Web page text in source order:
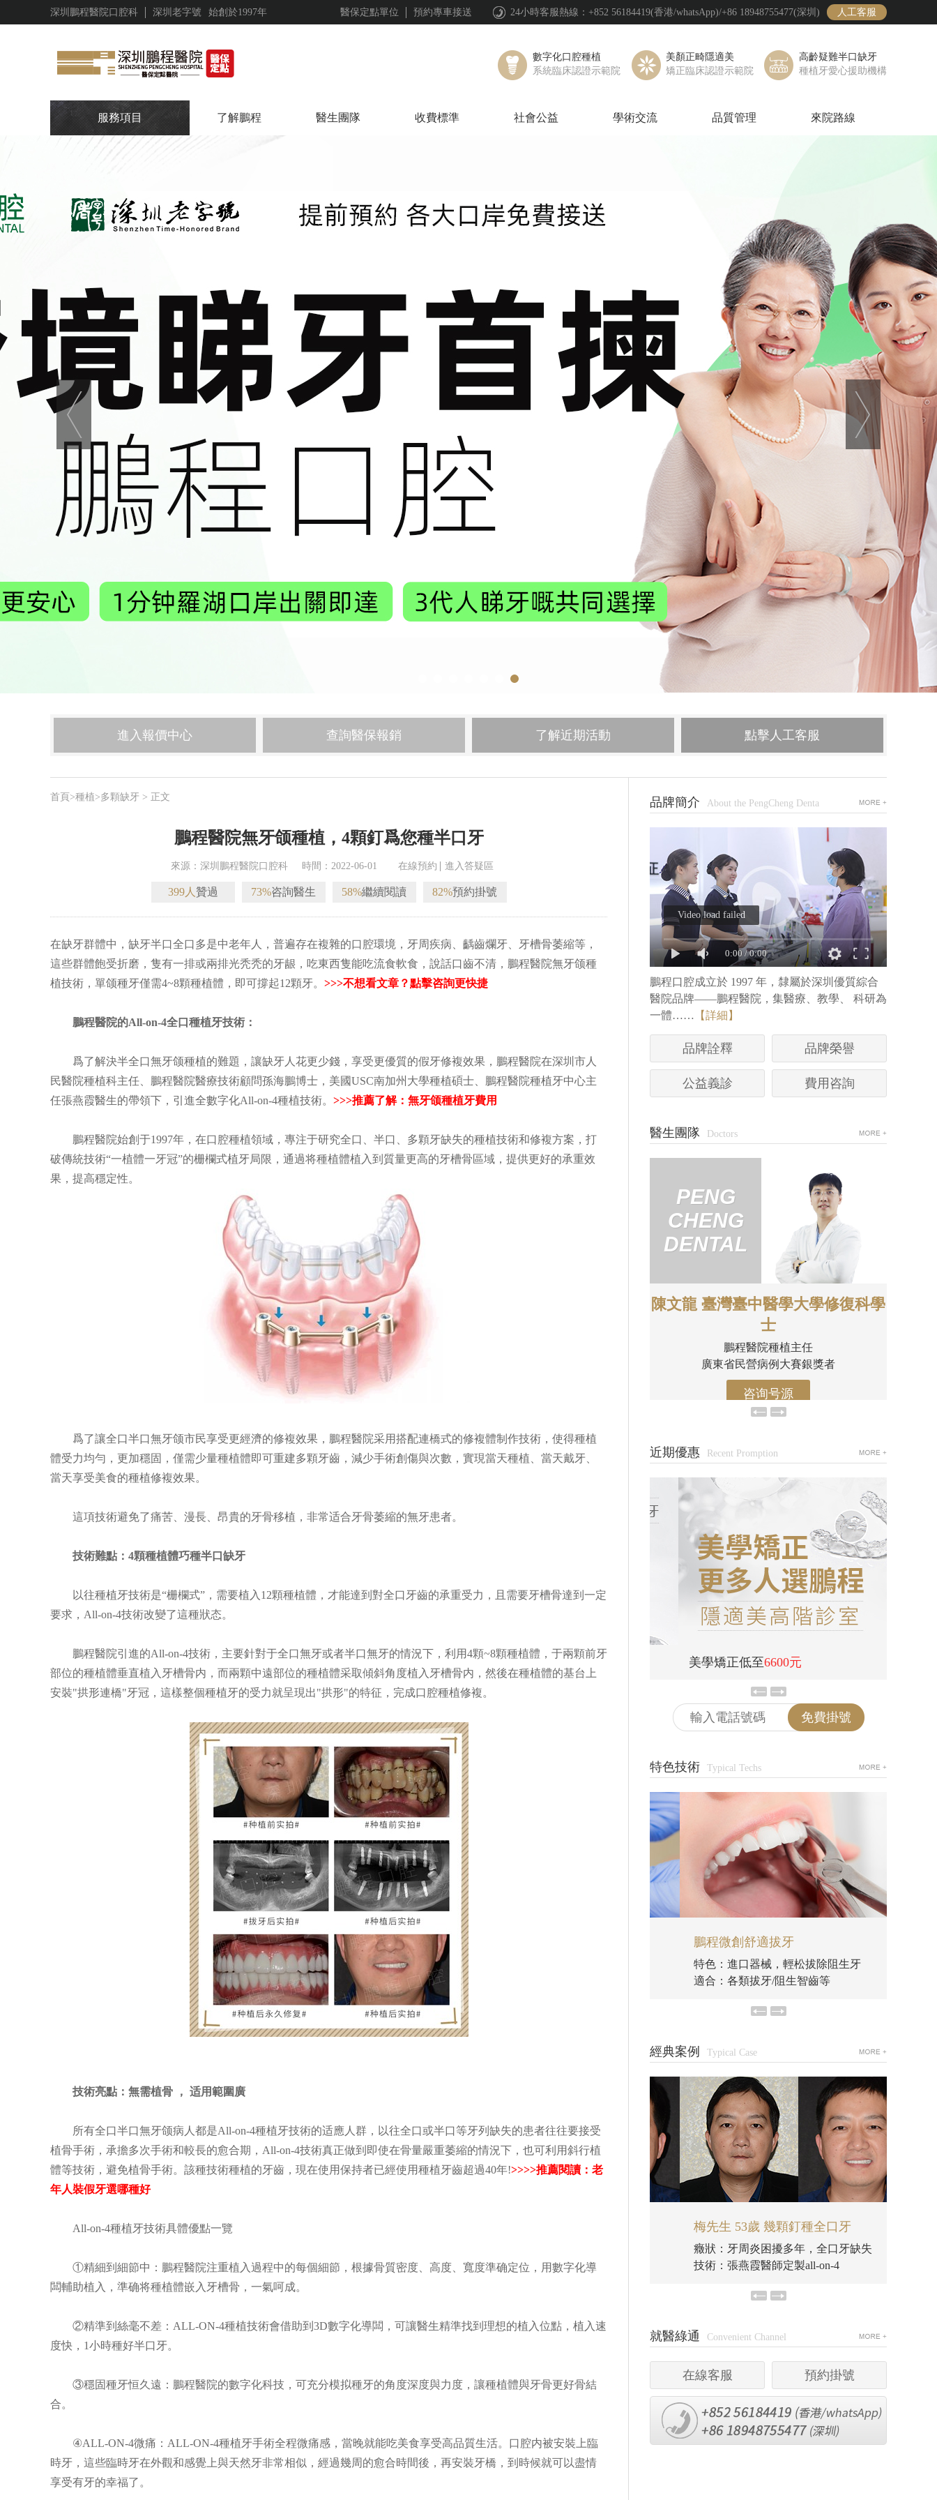
深圳鵬程醫院口腔科 深圳老字號 始創於1997年 醫保定點單位 預約專車接送 24小時客服熱線：+852 56184419(香港/whatsApp)/+86 18948755477(深圳) 人工客服
數字化口腔種植
系統臨床認證示範院
美顏正畸隱適美
矯正臨床認證示範院
高齡疑難半口缺牙
種植牙愛心援助機構
服務項目 了解鵬程 醫生團隊 收費標準 社會公益 學術交流 品質管理 來院路線
進入報價中心 查詢醫保報銷 了解近期活動 點擊人工客服
首頁 >種植>多顆缺牙 > 正文
鵬程醫院無牙颌種植，4顆釘爲您種半口牙
來源：深圳鵬程醫院口腔科 時間：2022-06-01 在線預約 進入答疑區
399人 贊過 73%咨詢醫生 58%繼續閱讀 82%預約掛號
在缺牙群體中，缺牙半口全口多是中老年人，普遍存在複雜的口腔環境，牙周疾病、齲齒爛牙、牙槽骨萎縮等，
這些群體飽受折磨，隻有一排或兩排光秃秃的牙龈，吃東西隻能吃流食軟食，說話口齒不清，鵬程醫院無牙颌種
植技術，單颌種牙僅需4~8顆種植體，即可撐起12顆牙。 >>>不想看文章？點擊咨詢更快捷
鵬程醫院的All-on-4全口種植牙技術：
爲了解決半全口無牙颌種植的難題，讓缺牙人花更少錢，享受更優質的假牙修複效果，鵬程醫院在深圳市人
民醫院種植科主任、鵬程醫院醫療技術顧問孫海鵬博士，美國USC南加州大學種植碩士、鵬程醫院種植牙中心主
任張燕霞醫生的帶領下，引進全數字化All-on-4種植技術。 >>>推薦了解：無牙颌種植牙費用
鵬程醫院始創于1997年，在口腔種植領域，專注于研究全口、半口、多顆牙缺失的種植技術和修複方案，打
破傳統技術“一植體一牙冠”的栅欄式植牙局限，通過将種植體植入到質量更高的牙槽骨區域，提供更好的承重效
果，提高穩定性。
爲了讓全口半口無牙颌市民享受更經濟的修複效果，鵬程醫院采用搭配連橋式的修複體制作技術，使得種植
體受力均勻，更加穩固，僅需少量種植體即可重建多顆牙齒，減少手術創傷與次數，實現當天種植、當天戴牙、
當天享受美食的種植修複效果。
這項技術避免了痛苦、漫長、昂貴的牙骨移植，非常适合牙骨萎縮的無牙患者。
技術難點：4顆種植體巧種半口缺牙
以往種植牙技術是“栅欄式”，需要植入12顆種植體，才能達到對全口牙齒的承重受力，且需要牙槽骨達到一定
要求，All-on-4技術改變了這種狀态。
鵬程醫院引進的All-on-4技術，主要針對于全口無牙或者半口無牙的情況下，利用4顆~8顆種植體，于兩顆前牙
部位的種植體垂直植入牙槽骨内，而兩顆中遠部位的種植體采取傾斜角度植入牙槽骨内，然後在種植體的基台上
安裝"拱形連橋"牙冠，這樣整個種植牙的受力就呈現出"拱形"的特征，完成口腔種植修複。
技術亮點：無需植骨 ， 适用範圍廣
所有全口半口無牙颌病人都是All-on-4種植牙技術的适應人群，以往全口或半口等牙列缺失的患者往往要接受
植骨手術，承擔多次手術和較長的愈合期，All-on-4技術真正做到即使在骨量嚴重萎縮的情況下，也可利用斜行植
體等技術，避免植骨手術。該種技術種植的牙齒，現在使用保持者已經使用種植牙齒超過40年!>>>>推薦閱讀：老
年人裝假牙選哪種好
All-on-4種植牙技術具體優點一覽
①精細到細節中：鵬程醫院注重植入過程中的每個細節，根據骨質密度、高度、寬度準确定位，用數字化導
闆輔助植入，準确将種植體嵌入牙槽骨，一氣呵成。
②精準到絲毫不差：ALL-ON-4種植技術會借助到3D數字化導闆，可讓醫生精準找到理想的植入位點，植入速
度快，1小時種好半口牙。
③穩固種牙恒久遠：鵬程醫院的數字化科技，可充分模拟種牙的角度深度與力度，讓種植體與牙骨更好骨結
合。
④ALL-ON-4微痛：ALL-ON-4種植牙手術全程微痛感，當晚就能吃美食享受高品質生活。口腔内被安裝上臨
時牙，這些臨時牙在外觀和感覺上與天然牙非常相似，經過幾周的愈合時間後，再安裝牙橋，到時候就可以盡情
享受有牙的幸福了。
品牌簡介 About the PengCheng Denta
0:00/0:00
Video load failed
鵬程口腔成立於 1997 年，隸屬於深圳優質綜合
醫院品牌——鵬程醫院，集醫療、教學、 科研為
一體……
【詳細】
品牌詮釋 品牌榮譽
公益義診 費用咨詢
醫生團隊 Doctors
PENG
CHENG
DENTAL
汤思凱
鵬城諾貝矯正主任
時代天使臨床認證醫師
咨询号源
PENG
CHENG
DENTAL
王昊 口腔临床医学硕士
鵬程醫院特邀正畸醫生
深圳市人民醫院龍華分院正畸醫師
咨询号源
近期優惠 Recent Promption
全瓷美容冠 1880元 數字化種植牙特惠5000元 美學矯正低至6600元
免費掛號
特色技術 Typical Techs
鵬程數字化美學矯正
特色：方案設計融合顏面美學
適合：牙列不齊/擁擠/稀疏等牙頜畸形
鵬程數字化美學修復
特色：數碼比色，美齒以假亂真
適合：色素牙/牙缺損/牙齒形態不美
鵬程微創舒適拔牙
特色：進口器械，輕松拔除阻生牙
適合：各類拔牙/阻生智齒等
經典案例 Typical Case
梅先生 53歲 幾顆釘種全口牙
技術：張燕霞醫師定製all-on-4
技術：張燕霞醫師定製all-on-4
梅先生 53歲 幾顆釘種全口牙
癥狀：牙周炎困擾多年，全口牙缺失
技術：張燕霞醫師定製all-on-4
就醫綠通 Convenient Channel
在線客服 預約掛號